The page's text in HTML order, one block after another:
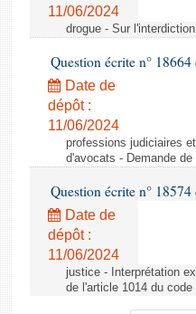
11/06/2024
drogue - Sur
Question écrite n°
Date de
dépôt :
11/06/2024
professions judiciaires
d'avocats - Demande
Question écrite n°
Date de
dépôt :
11/06/2024
justice - Interprétation
de l'article 1014 du